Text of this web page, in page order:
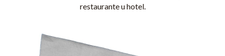
restaurante u hotel.